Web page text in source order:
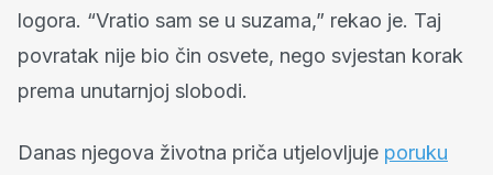
logora. “Vratio sam se u suzama,” rekao je. Taj
povratak nije bio čin osvete, nego svjestan korak
prema unutarnjoj slobodi.
Danas njegova životna priča utjelovljuje poruku